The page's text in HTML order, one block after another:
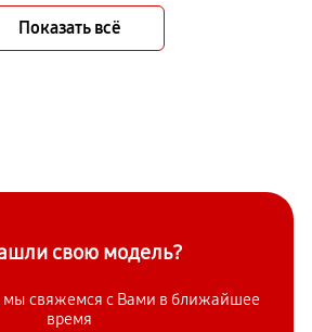
Показать всё
свою модель?
мы свяжемся с Вами в ближайшее
время